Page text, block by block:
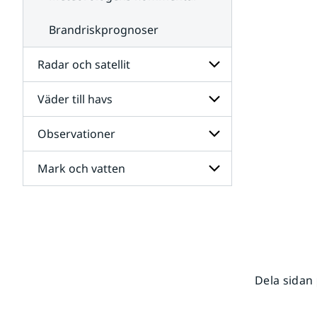
Brandriskprognoser
Radar och satellit
Undersidor
för
Radar
och
satellit
Väder till havs
Undersidor
för
Väder
till
havs
Observationer
Undersidor
för
Mark och vatten
Dela sidan